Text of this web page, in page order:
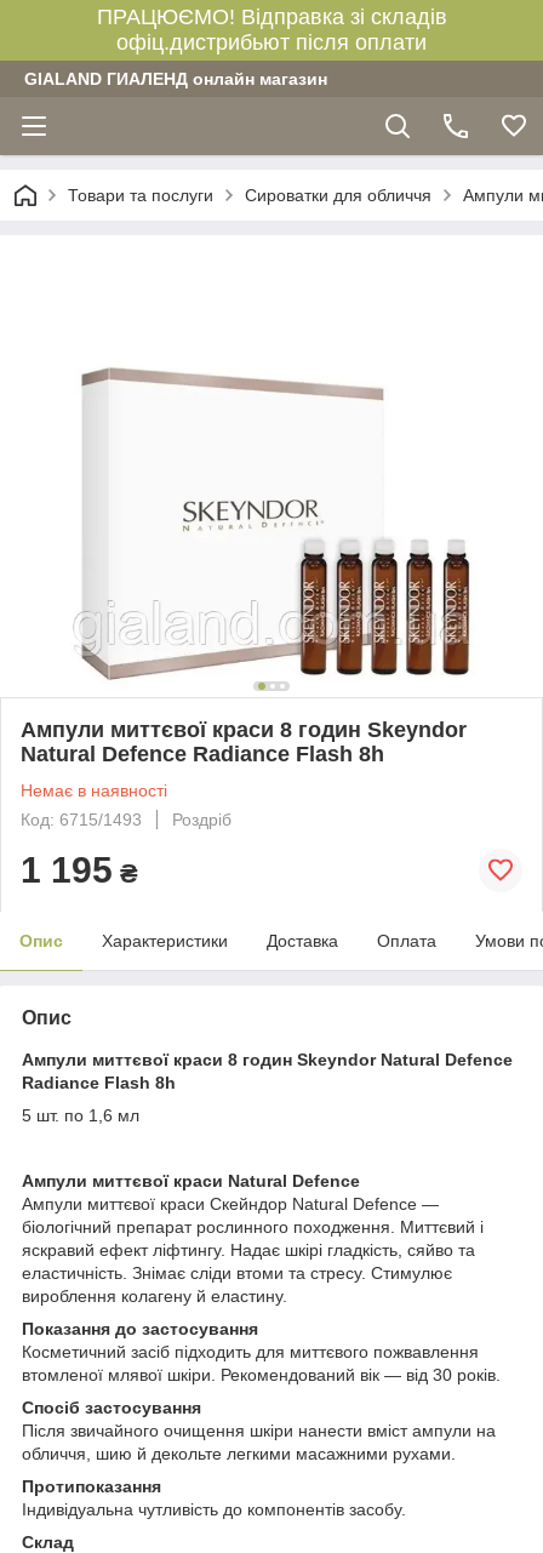
ПРАЦЮЄМО! Відправка зі складів
офіц.дистрибьют після оплати
GIALAND ГИАЛЕНД онлайн магазин
Товари та послуги Сироватки для обличчя Ампули
Ампули миттєвої краси 8 годин Skeyndor
Natural Defence Radiance Flash 8h
Немає в наявності
Код: 6715/1493
Роздріб
1 195 ₴
Опис Характеристики Доставка Оплата Умови
Опис
Ампули миттєвої краси 8 годин Skeyndor Natural Defence
Radiance Flash 8h
5 шт. по 1,6 мл
Ампули миттєвої краси Natural Defence
Ампули миттєвої краси Скейндор Natural Defence —
біологічний препарат рослинного походження. Миттєвий і
яскравий ефект ліфтингу. Надає шкірі гладкість, сяйво та
еластичність. Знімає сліди втоми та стресу. Стимулює
вироблення колагену й еластину.
Показання до застосування
Косметичний засіб підходить для миттєвого пожвавлення
втомленої млявої шкіри. Рекомендований вік — від 30 років.
Спосіб застосування
Після звичайного очищення шкіри нанести вміст ампули на
обличчя, шию й декольте легкими масажними рухами.
Протипоказання
Індивідуальна чутливість до компонентів засобу.
Склад